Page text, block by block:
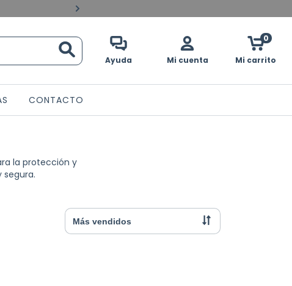
Ayuda Mi cuenta Mi carrito
0
CONTACTO
la protección y